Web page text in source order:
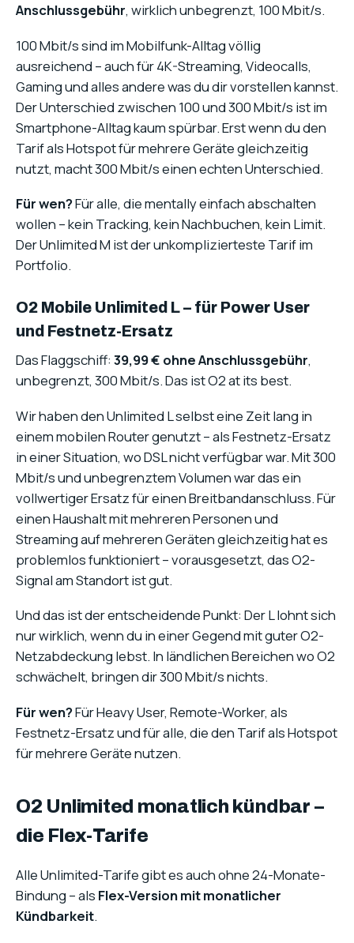
Anschlussgebühr, wirklich unbegrenzt, 100 Mbit/s.
100 Mbit/s sind im Mobilfunk-Alltag völlig
ausreichend – auch für 4K-Streaming, Videocalls,
Gaming und alles andere was du dir vorstellen kannst.
Der Unterschied zwischen 100 und 300 Mbit/s ist im
Smartphone-Alltag kaum spürbar. Erst wenn du den
Tarif als Hotspot für mehrere Geräte gleichzeitig
nutzt, macht 300 Mbit/s einen echten Unterschied.
Für wen?Für alle, die mentally einfach abschalten
wollen – kein Tracking, kein Nachbuchen, kein Limit.
Der Unlimited M ist der unkomplizierteste Tarif im
Portfolio.
O2 Mobile Unlimited L – für Power User
und Festnetz-Ersatz
Das Flaggschiff: 39,99 € ohne Anschlussgebühr,
unbegrenzt, 300 Mbit/s. Das ist O2 at its best.
Wir haben den Unlimited L selbst eine Zeit lang in
einem mobilen Router genutzt – als Festnetz-Ersatz
in einer Situation, wo DSL nicht verfügbar war. Mit 300
Mbit/s und unbegrenztem Volumen war das ein
vollwertiger Ersatz für einen Breitbandanschluss. Für
einen Haushalt mit mehreren Personen und
Streaming auf mehreren Geräten gleichzeitig hat es
problemlos funktioniert – vorausgesetzt, das O2-
Signal am Standort ist gut.
Und das ist der entscheidende Punkt: Der L lohnt sich
nur wirklich, wenn du in einer Gegend mit guter O2-
Netzabdeckung lebst. In ländlichen Bereichen wo O2
schwächelt, bringen dir 300 Mbit/s nichts.
Für wen?Für Heavy User, Remote-Worker, als
Festnetz-Ersatz und für alle, die den Tarif als Hotspot
für mehrere Geräte nutzen.
O2 Unlimited monatlich kündbar –
die Flex-Tarife
Alle Unlimited-Tarife gibt es auch ohne 24-Monate-
Bindung – als Flex-Version mit monatlicher
Kündbarkeit.